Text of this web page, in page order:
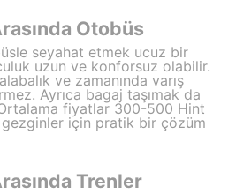
Otobüs
seyahat etmek ucuz bir
uzun ve konforsuz olabilir.
ve zamanında varış
Ayrıca bagaj taşımak da
Ortalama fiyatlar 300-500 Hint
gezginler için pratik bir çözüm
Trenler